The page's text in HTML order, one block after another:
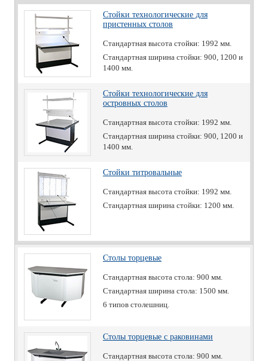
Стойки технологические для
пристенных столов
Стандартная высота стойки: 1992 мм.
Стандартная ширина стойки: 900, 1200 и
1400 мм.
Стойки технологические для
островных столов
Стандартная высота стойки: 1992 мм.
Стандартная ширина стойки: 900, 1200 и
1400 мм.
Стойки титровальные
Стандартная высота стойки: 1992 мм.
Стандартная ширина стойки: 1200 мм.
Столы торцевые
Стандартная высота стола: 900 мм.
Стандартная ширина стола: 1500 мм.
6 типов столешниц.
Столы торцевые с раковинами
Стандартная высота стола: 900 мм.